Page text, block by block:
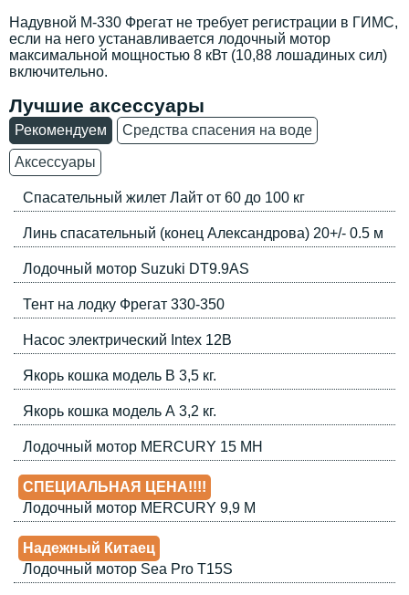
Надувной M-330 Фрегат не требует регистрации в ГИМС,
если на него устанавливается лодочный мотор
максимальной мощностью 8 кВт (10,88 лошадиных сил)
включительно.
Лучшие аксессуары
Рекомендуем Средства спасения на воде
Аксессуары
Спасательный жилет Лайт от 60 до 100 кг
Линь спасательный (конец Александрова) 20+/- 0.5 м
Лодочный мотор Suzuki DT9.9AS
Тент на лодку Фрегат 330-350
Насос электрический Intex 12В
Якорь кошка модель В 3,5 кг.
Якорь кошка модель А 3,2 кг.
Лодочный мотор MERCURY 15 МH
СПЕЦИАЛЬНАЯ ЦЕНА!!!!
Лодочный мотор MERCURY 9,9 М
Надежный Китаец
Лодочный мотор Sea Pro T15S